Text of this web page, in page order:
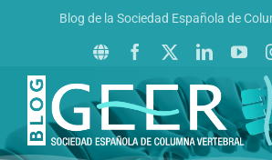
Blog de la Sociedad Española de
Inicio